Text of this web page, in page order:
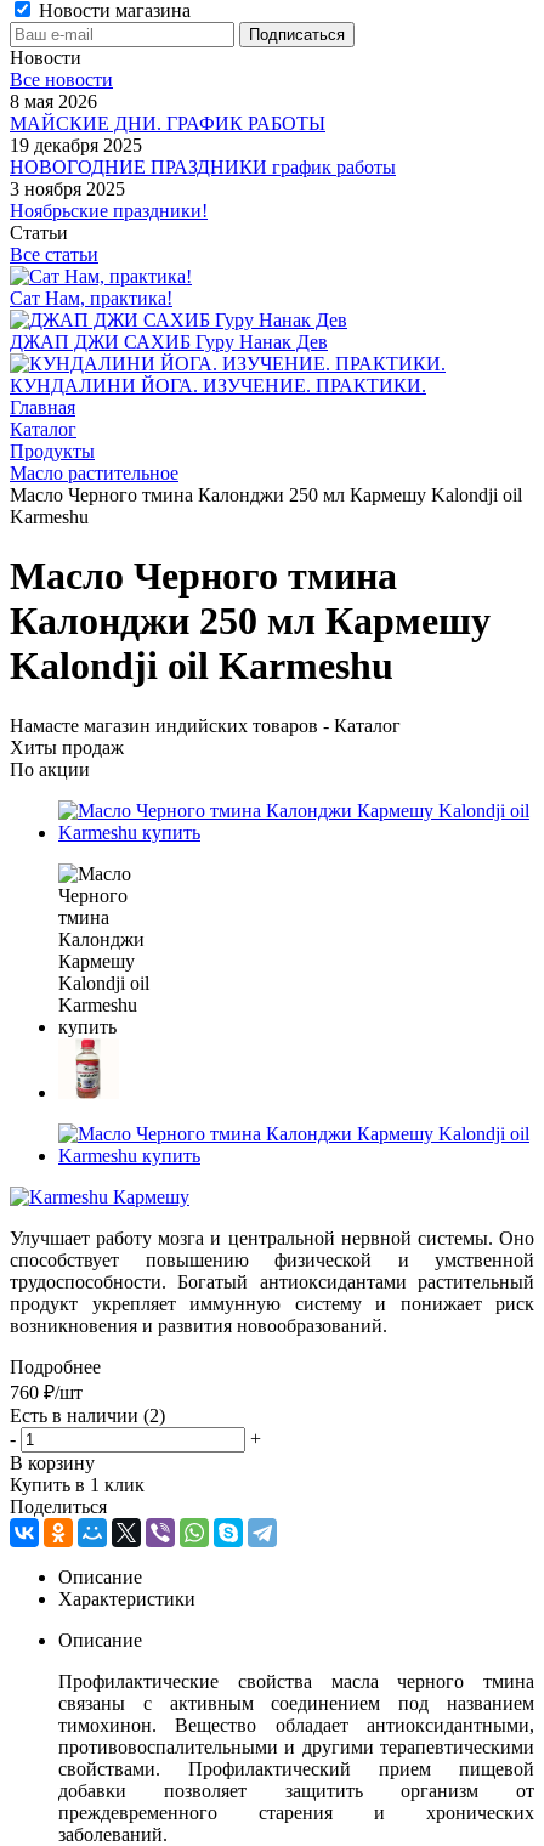
Новости магазина
Новости
Все новости
8 мая 2026
МАЙСКИЕ ДНИ. ГРАФИК РАБОТЫ
19 декабря 2025
НОВОГОДНИЕ ПРАЗДНИКИ график работы
3 ноября 2025
Ноябрьские праздники!
Статьи
Все статьи
Сат Нам, практика!
ДЖАП ДЖИ САХИБ Гуру Нанак Дев
КУНДАЛИНИ ЙОГА. ИЗУЧЕНИЕ. ПРАКТИКИ.
Главная
Каталог
Продукты
Масло растительное
Масло Черного тмина Калонджи 250 мл Кармешу Kalondji oil
Karmeshu
Масло Черного тмина
Калонджи 250 мл Кармешу
Kalondji oil Karmeshu
Намасте магазин индийских товаров - Каталог
Хиты продаж
По акции
Улучшает работу мозга и центральной нервной системы. Оно
способствует повышению физической и умственной
трудоспособности. Богатый антиоксидантами растительный
продукт укрепляет иммунную систему и понижает риск
возникновения и развития новообразований.
Подробнее
760 ₽/шт
Есть в наличии (2)
-
+
В корзину
Купить в 1 клик
Поделиться
Описание
Характеристики
Описание
Профилактические свойства масла черного тмина
связаны с активным соединением под названием
тимохинон. Вещество обладает антиоксидантными,
противовоспалительными и другими терапевтическими
свойствами. Профилактический прием пищевой
добавки позволяет защитить организм от
преждевременного старения и хронических
заболеваний.